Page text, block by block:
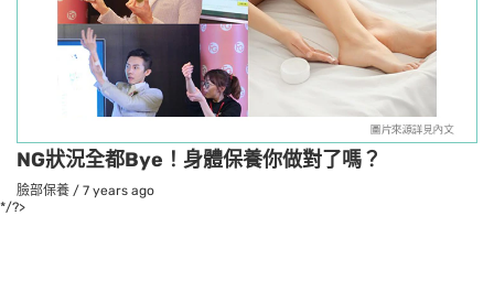
NG狀況全都Bye！身體保養你做對了嗎？
臉部保養 / 7 years ago
*/?>